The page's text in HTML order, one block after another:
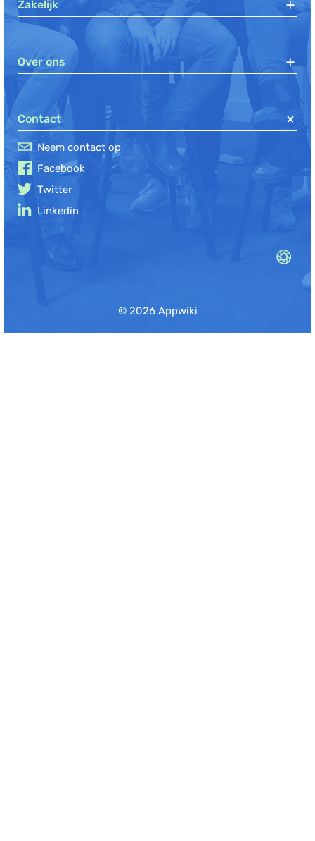
Zakelijk
Over ons
Contact
Neem contact op
Facebook
Twitter
Linkedin
© 2026 Appwiki